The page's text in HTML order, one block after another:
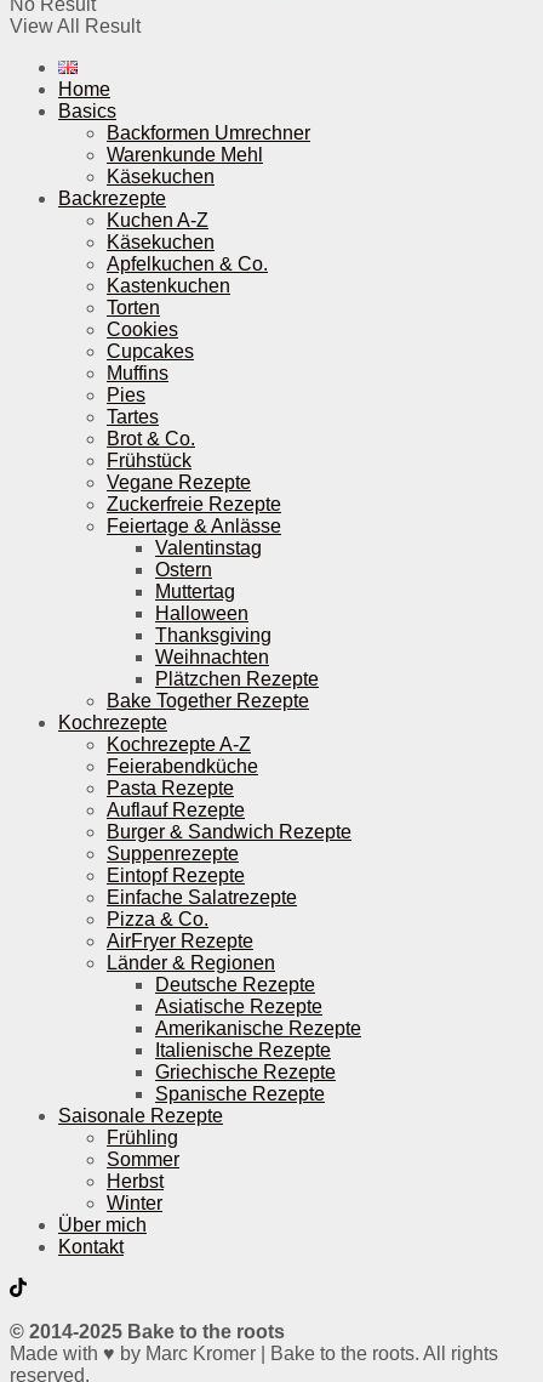
No Result
View All Result
Home
Basics
Backformen Umrechner
Warenkunde Mehl
Käsekuchen
Backrezepte
Kuchen A-Z
Käsekuchen
Apfelkuchen & Co.
Kastenkuchen
Torten
Cookies
Cupcakes
Muffins
Pies
Tartes
Brot & Co.
Frühstück
Vegane Rezepte
Zuckerfreie Rezepte
Feiertage & Anlässe
Valentinstag
Ostern
Muttertag
Halloween
Thanksgiving
Weihnachten
Plätzchen Rezepte
Bake Together Rezepte
Kochrezepte
Kochrezepte A-Z
Feierabendküche
Pasta Rezepte
Auflauf Rezepte
Burger & Sandwich Rezepte
Suppenrezepte
Eintopf Rezepte
Einfache Salatrezepte
Pizza & Co.
AirFryer Rezepte
Länder & Regionen
Deutsche Rezepte
Asiatische Rezepte
Amerikanische Rezepte
Italienische Rezepte
Griechische Rezepte
Spanische Rezepte
Saisonale Rezepte
Frühling
Sommer
Herbst
Winter
Über mich
Kontakt
© 2014-2025 Bake to the roots
Made with ♥ by Marc Kromer | Bake to the roots. All rights
reserved.